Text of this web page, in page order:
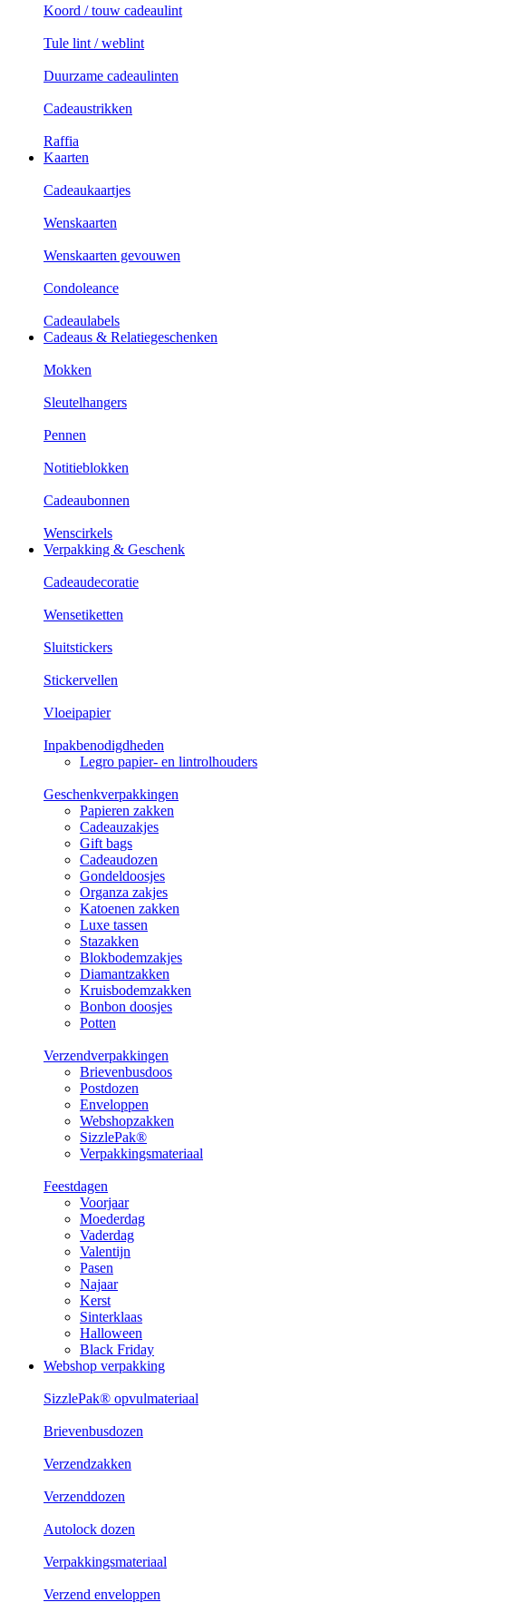
Koord / touw cadeaulint
Tule lint / weblint
Duurzame cadeaulinten
Cadeaustrikken
Raffia
Kaarten
Cadeaukaartjes
Wenskaarten
Wenskaarten gevouwen
Condoleance
Cadeaulabels
Cadeaus & Relatiegeschenken
Mokken
Sleutelhangers
Pennen
Notitieblokken
Cadeaubonnen
Wenscirkels
Verpakking & Geschenk
Cadeaudecoratie
Wensetiketten
Sluitstickers
Stickervellen
Vloeipapier
Inpakbenodigdheden
Legro papier- en lintrolhouders
Geschenkverpakkingen
Papieren zakken
Cadeauzakjes
Gift bags
Cadeaudozen
Gondeldoosjes
Organza zakjes
Katoenen zakken
Luxe tassen
Stazakken
Blokbodemzakjes
Diamantzakken
Kruisbodemzakken
Bonbon doosjes
Potten
Verzendverpakkingen
Brievenbusdoos
Postdozen
Enveloppen
Webshopzakken
SizzlePak®
Verpakkingsmateriaal
Feestdagen
Voorjaar
Moederdag
Vaderdag
Valentijn
Pasen
Najaar
Kerst
Sinterklaas
Halloween
Black Friday
Webshop verpakking
SizzlePak® opvulmateriaal
Brievenbusdozen
Verzendzakken
Verzenddozen
Autolock dozen
Verpakkingsmateriaal
Verzend enveloppen